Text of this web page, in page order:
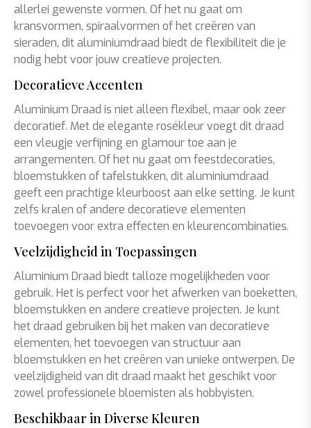
allerlei gewenste vormen. Of het nu gaat om
kransvormen, spiraalvormen of het creëren van
sieraden, dit aluminiumdraad biedt de flexibiliteit die je
nodig hebt voor jouw creatieve projecten.
Decoratieve Accenten
Aluminium Draad is niet alleen flexibel, maar ook zeer
decoratief. Met de elegante rosékleur voegt dit draad
een vleugje verfijning en glamour toe aan je
arrangementen. Of het nu gaat om feestdecoraties,
bloemstukken of tafelstukken, dit aluminiumdraad
geeft een prachtige kleurboost aan elke setting. Je kunt
zelfs kralen of andere decoratieve elementen
toevoegen voor extra effecten en kleurencombinaties.
Veelzijdigheid in Toepassingen
Aluminium Draad biedt talloze mogelijkheden voor
gebruik. Het is perfect voor het afwerken van boeketten,
bloemstukken en andere creatieve projecten. Je kunt
het draad gebruiken bij het maken van decoratieve
elementen, het toevoegen van structuur aan
bloemstukken en het creëren van unieke ontwerpen. De
veelzijdigheid van dit draad maakt het geschikt voor
zowel professionele bloemisten als hobbyisten.
Beschikbaar in Diverse Kleuren